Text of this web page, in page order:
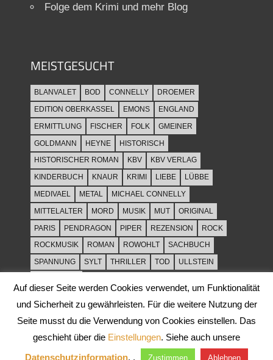
Folge dem Krimi und mehr Blog
MEISTGESUCHT
BLANVALET BOD CONNELLY
DROEMER
EDITION OBERKASSEL
EMONS
ENGLAND
ERMITTLUNG
FISCHER FOLK
GMEINER
GOLDMANN
HEYNE
HISTORISCH
HISTORISCHER ROMAN
KBV
KBV VERLAG
KINDERBUCH
KNAUR KRIMI LIEBE
LÜBBE
MEDIVAEL
METAL
MICHAEL CONNELLY
MITTELALTER
MORD MUSIK MUT
ORIGINAL
PARIS
PENDRAGON PIPER REZENSION
ROCK
ROCKMUSIK
ROMAN ROWOHLT
SACHBUCH
SPANNUNG
SYLT THRILLER TOD
ULLSTEIN
Auf dieser Seite werden Cookies verwendet, um Funktionalität
und Sicherheit zu gewährleisten. Für die weitere Nutzung der
Seite musst du die Verwendung von Cookies einstellen. Das
geschieht über die Einstellungen. Siehe auch unsere
Datenschutzinformation. . Zustimmen Ablehnen